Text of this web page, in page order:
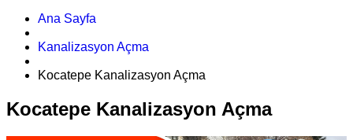
Ana Sayfa
Kanalizasyon Açma
Kocatepe Kanalizasyon Açma
Kocatepe Kanalizasyon Açma